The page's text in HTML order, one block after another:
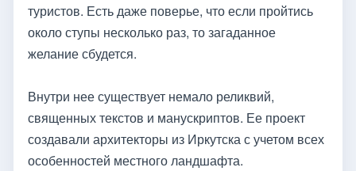
туристов. Есть даже поверье, что если пройтись
около ступы несколько раз, то загаданное
желание сбудется.
Внутри нее существует немало реликвий,
священных текстов и манускриптов. Ее проект
создавали архитекторы из Иркутска с учетом всех
особенностей местного ландшафта.